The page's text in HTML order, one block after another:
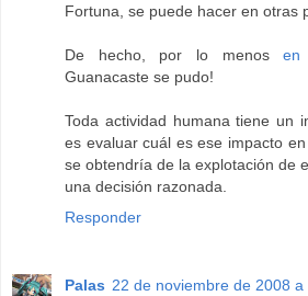
Fortuna, se puede hacer en otras
De hecho, por lo menosen
Guanacaste se pudo!
Toda actividad humana tiene un
es evaluar cuál es ese impacto
se obtendría de la explotación de
una decisión razonada.
Responder
Palas 22 de noviembre de 2008 a